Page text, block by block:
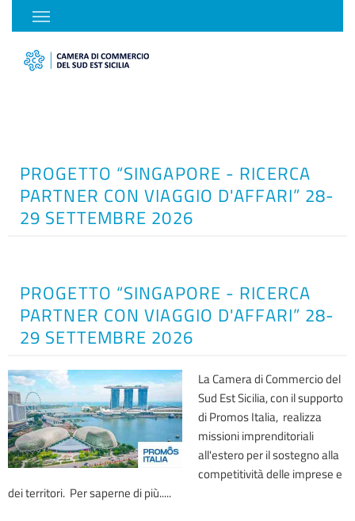
PROGETTO “SINGAPORE - RICERCA
PARTNER CON VIAGGIO D'AFFARI” 28-
29 SETTEMBRE 2026
PROGETTO “SINGAPORE - RICERCA
PARTNER CON VIAGGIO D'AFFARI” 28-
29 SETTEMBRE 2026
La Camera di Commercio del
Sud Est Sicilia, con il supporto
di Promos Italia, realizza
missioni imprenditoriali
all'estero per il sostegno alla
competitività delle imprese e
dei territori. Per saperne di più.....